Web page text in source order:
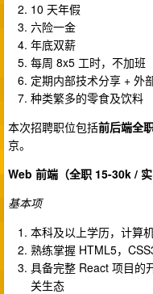
10 天年假
六险一金
年底双薪
每周 8x5 工时，不加班
定期内部技术分享 + 外
种类繁多的零食及饮料
本次招聘职位包括前后端全
京。
Web 前端（全职 15-30k /
基本项
本科及以上学历，计算
熟练掌握 HTML5，
具备完整 React 项目的
关生态